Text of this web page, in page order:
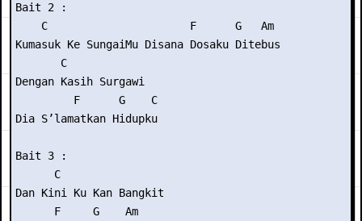
Bait 2 :
    C                      F      G   Am
Kumasuk Ke SungaiMu Disana Dosaku Ditebus
       C
Dengan Kasih Surgawi
         F      G    C
Dia S’lamatkan Hidupku
Bait 3 :
      C
Dan Kini Ku Kan Bangkit
      F     G    Am